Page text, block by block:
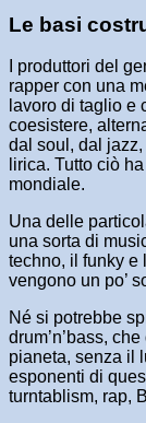
Le basi
I produttori del
rapper con una
lavoro di taglio e
coesistere,
dal soul, dal
lirica. Tutto ciò
mondiale.
Una delle
una sorta di
techno, il funky e
vengono un po’
Né si potrebbe
drum’n’bass,
pianeta, senza il
esponenti di
turntablism, rap,